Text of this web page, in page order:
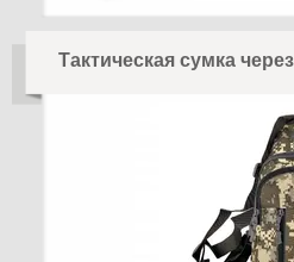
Тактическая сумка